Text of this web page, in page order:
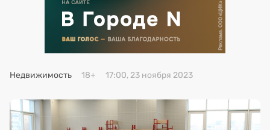
Премия 2025
Эксперты
Недвижимость 18+ 17:00, 23 ноября 2023